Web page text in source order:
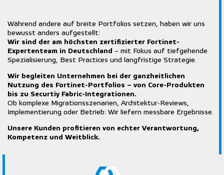
Während andere auf breite Portfolios setzen, haben wir uns
bewusst anders aufgestellt:
Wir sind der am höchsten zertifizierter Fortinet-
Expertenteam in Deutschland – mit Fokus auf tiefgehende
Spezialisierung, Best Practices und langfristige Strategie.
Wir begleiten Unternehmen bei der ganzheitlichen
Nutzung des Fortinet-Portfolios – von Core-Produkten
bis zu Securtiy Fabric-Integrationen.
Ob komplexe Migrationsszenarien, Architektur-Reviews,
Implementierung oder Betrieb: Wir liefern messbare Ergebnisse.
Unsere Kunden profitieren von echter Verantwortung,
Kompetenz und Weitblick.